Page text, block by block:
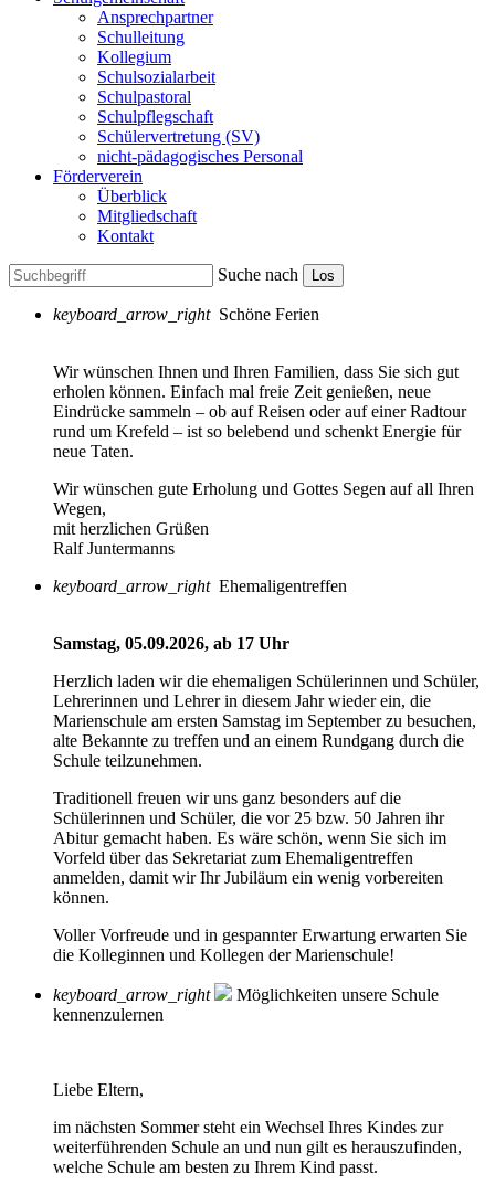
Ansprechpartner
Schulleitung
Kollegium
Schulsozialarbeit
Schulpastoral
Schulpflegschaft
Schülervertretung (SV)
nicht-pädagogisches Personal
Förderverein
Überblick
Mitgliedschaft
Kontakt
Suche nach Los
keyboard_arrow_right Schöne Ferien
Wir wünschen Ihnen und Ihren Familien, dass Sie sich gut
erholen können. Einfach mal freie Zeit genießen, neue
Eindrücke sammeln – ob auf Reisen oder auf einer Radtour
rund um Krefeld – ist so belebend und schenkt Energie für
neue Taten.
Wir wünschen gute Erholung und Gottes Segen auf all Ihren
Wegen,
mit herzlichen Grüßen
Ralf Juntermanns
keyboard_arrow_right Ehemaligentreffen
Samstag, 05.09.2026, ab 17 Uhr
Herzlich laden wir die ehemaligen Schülerinnen und Schüler,
Lehrerinnen und Lehrer in diesem Jahr wieder ein, die
Marienschule am ersten Samstag im September zu besuchen,
alte Bekannte zu treffen und an einem Rundgang durch die
Schule teilzunehmen.
Traditionell freuen wir uns ganz besonders auf die
Schülerinnen und Schüler, die vor 25 bzw. 50 Jahren ihr
Abitur gemacht haben. Es wäre schön, wenn Sie sich im
Vorfeld über das Sekretariat zum Ehemaligentreffen
anmelden, damit wir Ihr Jubiläum ein wenig vorbereiten
können.
Voller Vorfreude und in gespannter Erwartung erwarten Sie
die Kolleginnen und Kollegen der Marienschule!
keyboard_arrow_right
Möglichkeiten unsere Schule
kennenzulernen
Liebe Eltern,
im nächsten Sommer steht ein Wechsel Ihres Kindes zur
weiterführenden Schule an und nun gilt es herauszufinden,
welche Schule am besten zu Ihrem Kind passt.